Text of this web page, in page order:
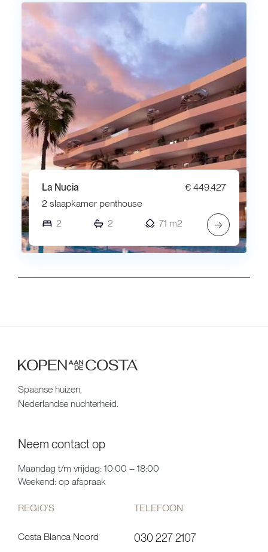
La Nucia
€ 449.427
2 slaapkamer penthouse
2
2 71 m2 →
Spaanse huizen,
Nederlandse nuchterheid.
Neem contact op
Maandag t/m vrijdag: 10:00 – 18:00
Weekend: op afspraak
REGIO’S
Costa Blanca Noord
TELEFOON
030 227 2107